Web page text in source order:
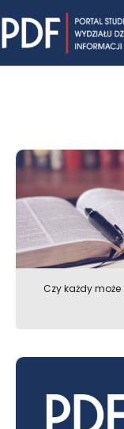
to
content
Czy każdy